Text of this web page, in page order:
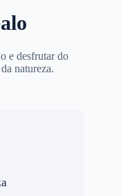
e desfrutar do
natureza.